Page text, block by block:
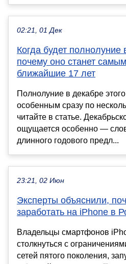
02:21, 01 Дек
Когда будет полнолуние
почему оно станет
ближайшие 17 лет
Полнолуние в декабре этого
особенным сразу по
читайте в статье.
ощущается особенно —
длинного годового предл...
23:21, 02 Июн
Эксперты объяснили,
заработать на iPhone в
Владельцы смартфонов
столкнуться с
сетей пятого поколения,